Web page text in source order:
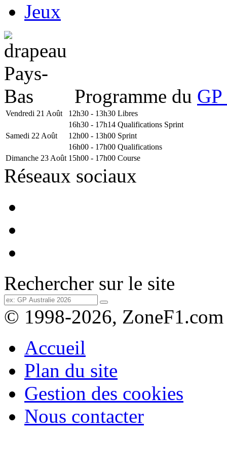
Jeux
Programme du
Vendredi 21 Août 12h30 - 13h30 Libres
16h30 - 17h14 Qualifications Sprint
Samedi 22 Août
12h00 - 13h00 Sprint
16h00 - 17h00 Qualifications
Dimanche 23 Août 15h00 - 17h00 Course
Réseaux sociaux
Rechercher sur le site
© 1998-2026, ZoneF1.com
Accueil
Plan du site
Gestion des cookies
Nous contacter